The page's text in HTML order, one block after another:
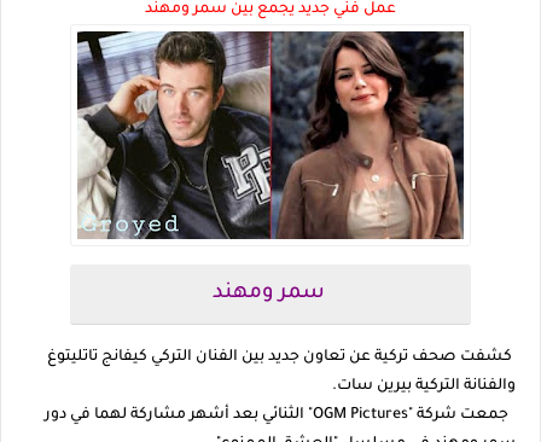
عمل فني جديد يجمع بين سمر ومهند
سمر ومهند
كشفت صحف تركية عن تعاون جديد بين الفنان التركي كيفانج تاتليتوغ
والفنانة التركية بيرين سات.
جمعت شركة "OGM Pictures" الثنائي بعد أشهر مشاركة لهما في دور